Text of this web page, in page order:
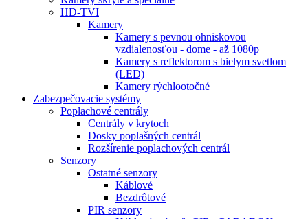
HD-TVI
Kamery
Kamery s pevnou ohniskovou
vzdialenosťou - dome - až 1080p
Kamery s reflektorom s bielym svetlom
(LED)
Kamery rýchlootočné
Zabezpečovacie systémy
Poplachové centrály
Centrály v krytoch
Dosky poplašných centrál
Rozšírenie poplachových centrál
Senzory
Ostatné senzory
Káblové
Bezdrôtové
PIR senzory